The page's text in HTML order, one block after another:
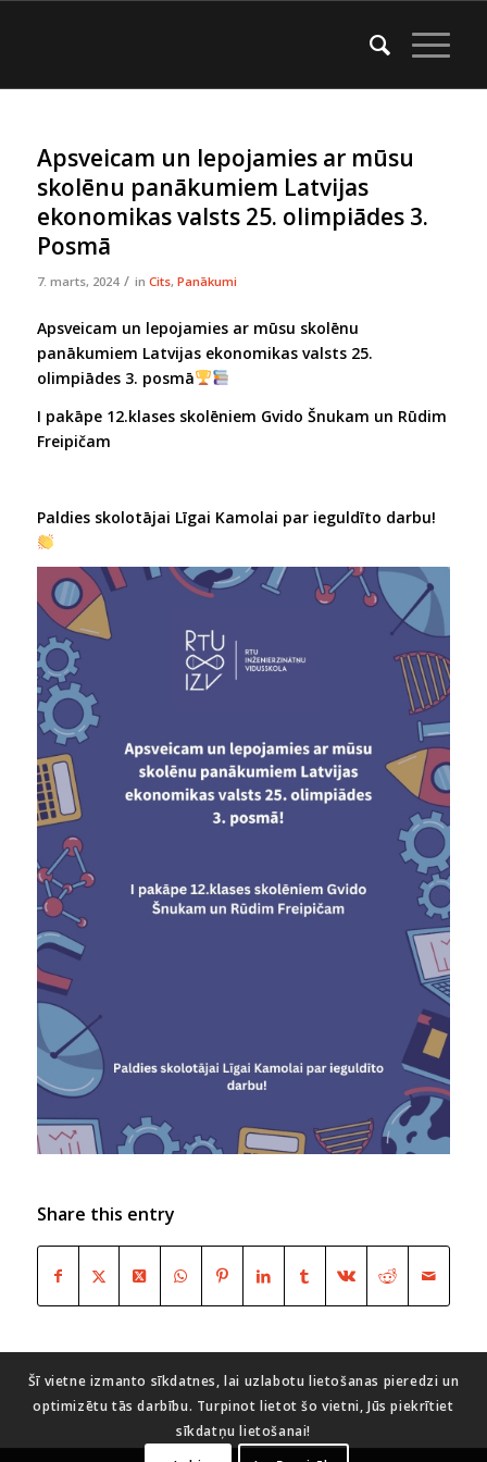
Apsveicam un lepojamies ar mūsu
skolēnu panākumiem Latvijas
ekonomikas valsts 25. olimpiādes 3.
Posmā
7. marts, 2024 / in Cits, Panākumi
Apsveicam un lepojamies ar mūsu skolēnu
panākumiem Latvijasekonomikas valsts 25.
olimpiādes 3. posmā
I pakāpe 12.klases skolēniem Gvido Šnukam un Rūdim
Freipičam
Paldies skolotājai Līgai Kamolai par ieguldīto darbu!
Share this entry
Šī vietne izmanto sīkdatnes, lai uzlabotu lietošanas pieredzi un
optimizētu tās darbību. Turpinot lietot šo vietni, Jūs piekrītiet
sīkdatņu lietošanai!